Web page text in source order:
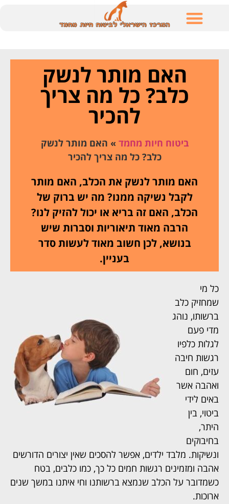
האם מותר לנשק
כלב? כל מה צריך
להכיר
ביטוח חיות מחמד » האם מותר לנשק
כלב? כל מה צריך להכיר
האם מותר לנשק את הכלב, האם מותר
לקבל נשיקה ממנו? מה יש ברוק של
הכלב, האם זה בריא או יכול להזיק לנו?
הרבה מאוד תיאוריות וסברות שיש
בנושא, לכן חשוב מאוד לעשות סדר
בעניין.
כל מי
שמחזיק כלב
ברשותו, נוהג
מדי פעם
לגלות כלפיו
רגשות חיבה
עזים, חום
ואהבה אשר
באים לידי
ביטוי, בין
היתר,
בחיבוקים
ונשיקות. מלבד ילדים, אפשר להסכים שאין יצורים הדורשים
אהבה ומזמינים רגשות חמים כל כך, כמו כלבים, בטח
כשמדובר על הכלב שנמצא ברשותנו וחי איתנו במשך שנים
ארוכות.